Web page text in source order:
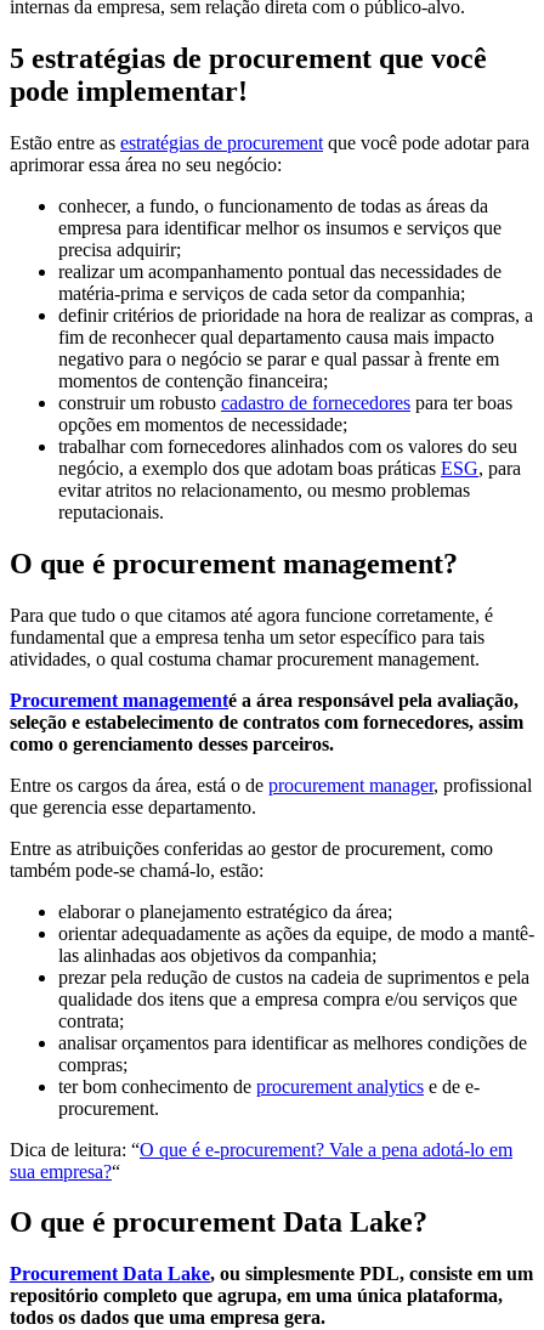
internas da empresa, sem relação direta com o público-alvo.
5 estratégias de procurement que você
pode implementar!
Estão entre as estratégias de procurement que você pode adotar para
aprimorar essa área no seu negócio:
conhecer, a fundo, o funcionamento de todas as áreas da
empresa para identificar melhor os insumos e serviços que
precisa adquirir;
realizar um acompanhamento pontual das necessidades de
matéria-prima e serviços de cada setor da companhia;
definir critérios de prioridade na hora de realizar as compras, a
fim de reconhecer qual departamento causa mais impacto
negativo para o negócio se parar e qual passar à frente em
momentos de contenção financeira;
construir um robusto cadastro de fornecedores para ter boas
opções em momentos de necessidade;
trabalhar com fornecedores alinhados com os valores do seu
negócio, a exemplo dos que adotam boas práticas ESG, para
evitar atritos no relacionamento, ou mesmo problemas
reputacionais.
O que é procurement management?
Para que tudo o que citamos até agora funcione corretamente, é
fundamental que a empresa tenha um setor específico para tais
atividades, o qual costuma chamar procurement management.
Procurement managementé a área responsável pela avaliação,
seleção e estabelecimento de contratos com fornecedores, assim
como o gerenciamento desses parceiros.
Entre os cargos da área, está o de procurement manager, profissional
que gerencia esse departamento.
Entre as atribuições conferidas ao gestor de procurement, como
também pode-se chamá-lo, estão:
elaborar o planejamento estratégico da área;
orientar adequadamente as ações da equipe, de modo a mantê-
las alinhadas aos objetivos da companhia;
prezar pela redução de custos na cadeia de suprimentos e pela
qualidade dos itens que a empresa compra e/ou serviços que
contrata;
analisar orçamentos para identificar as melhores condições de
compras;
ter bom conhecimento de procurement analytics e de e-
procurement.
Dica de leitura: “O que é e-procurement? Vale a pena adotá-lo em
sua empresa?“
O que é procurement Data Lake?
Procurement Data Lake, ou simplesmente PDL, consiste em um
repositório completo que agrupa, em uma única plataforma,
todos os dados que uma empresa gera.